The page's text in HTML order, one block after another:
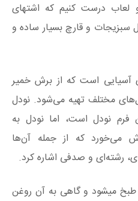
درست کنیم که اشتهای
سبزیجات و قارچ بسیار ساده و
آسیایی است که از برش خمیر
مختلف تهیه می‌شود. نودل
فرم نودل است، اما نودل به
می‌خورد که از جمله آن‌ها
رشته‌ای و صدفی اشاره کرد.
میشود و گاهی به آن روغن